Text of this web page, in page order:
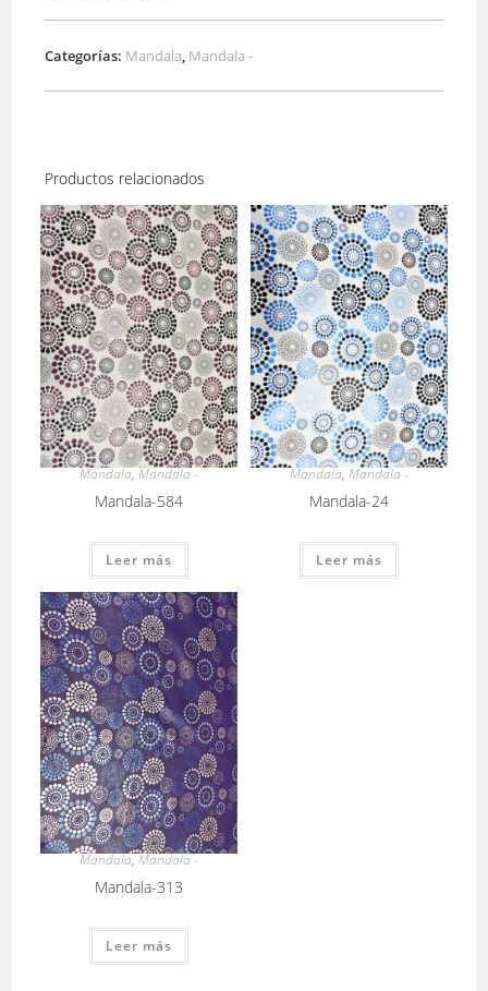
Categorías: Mandala, Mandala -
Productos relacionados
Mandala,Mandala -
Mandala-584
Leer más
Mandala, Mandala -
Mandala-24
Leer más
Mandala,Mandala -
Mandala-313
Leer más